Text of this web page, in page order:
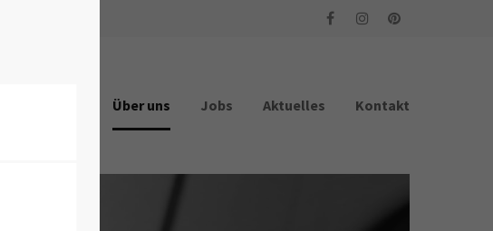
Über uns Jobs Aktuelles Kontakt